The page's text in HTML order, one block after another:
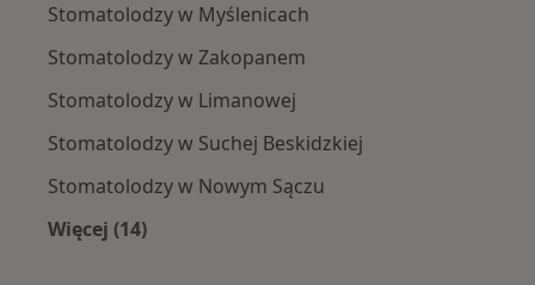
Stomatolodzy w Myślenicach
Stomatolodzy w Zakopanem
Stomatolodzy w Limanowej
Stomatolodzy w Suchej Beskidzkiej
Stomatolodzy w Nowym Sączu
Więcej (14)